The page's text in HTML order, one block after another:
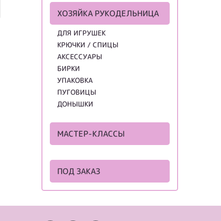
ХОЗЯЙКА РУКОДЕЛЬНИЦА
ДЛЯ ИГРУШЕК
КРЮЧКИ / СПИЦЫ
АКСЕССУАРЫ
БИРКИ
УПАКОВКА
ПУГОВИЦЫ
ДОНЫШКИ
МАСТЕР-КЛАССЫ
ПОД ЗАКАЗ